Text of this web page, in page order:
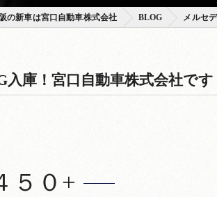
の新車は宮口自動車株式会社 BLOG メルセ
庫！宮口自動車株式会社です
５０+